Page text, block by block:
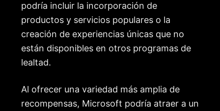
podría incluir la incorporación de
productos y servicios populares o la
creación de experiencias únicas que no
están disponibles en otros programas de
lealtad.
Al ofrecer una variedad más amplia de
recompensas, Microsoft podría atraer a un